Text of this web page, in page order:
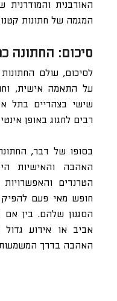
האורבנית
המגמה של חתונות
סיכום: החתונה
לסיכום, עולם
על התאמה אישית,
שישי בצהריים בתל
רבים לחגוג באופן
בסופו של דבר,
האהבה והאישיות
הטרנדים
חופש מאי פעם להפיק
הסגנון שלהם. בין אם
אביב או אירוע
האהבה בדרך